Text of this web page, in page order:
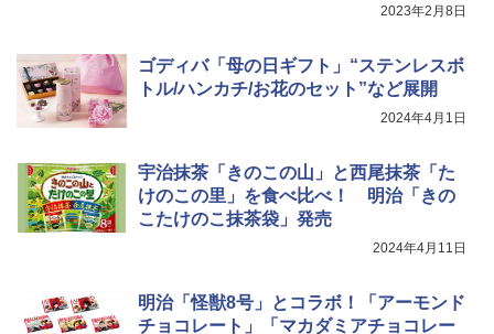
2023年2月8日
ゴディバ「母の日ギフト」“ステンレスボ
トル/ハンカチ/お花のセット”など展開
2024年4月1日
宇治抹茶「きのこの山」と西尾抹茶「た
けのこの里」を食べ比べ！ 明治「きの
こたけのこ抹茶袋」発売
2024年4月11日
明治「怪獣8号」とコラボ！「アーモンド
チョコレート」「マカダミアチョコレー